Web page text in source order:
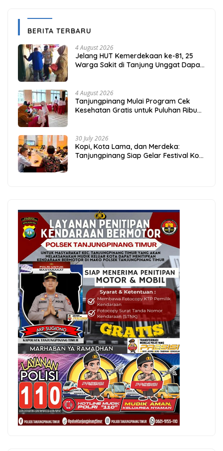
BERITA TERBARU
4 August 2026
Jelang HUT Kemerdekaan ke-81, 25
Warga Sakit di Tanjung Unggat Dapat
4 August 2026
Tanjungpinang Mulai Program Cek
Kesehatan Gratis untuk Puluhan Ribu
30 July 2026
Kopi, Kota Lama, dan Merdeka:
Tanjungpinang Siap Gelar Festival Kopi